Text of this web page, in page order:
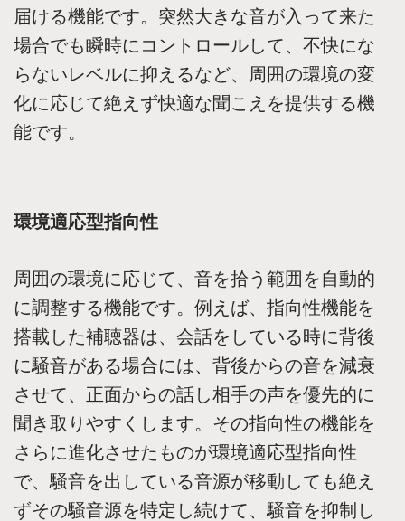
届ける機能です。突然大きな音が入って来た
場合でも瞬時にコントロールして、不快にな
らないレベルに抑えるなど、周囲の環境の変
化に応じて絶えず快適な聞こえを提供する機
能です。
環境適応型指向性
周囲の環境に応じて、音を拾う範囲を自動的
に調整する機能です。例えば、指向性機能を
搭載した補聴器は、会話をしている時に背後
に騒音がある場合には、背後からの音を減衰
させて、正面からの話し相手の声を優先的に
聞き取りやすくします。その指向性の機能を
さらに進化させたものが環境適応型指向性
で、騒音を出している音源が移動しても絶え
ずその騒音源を特定し続けて、騒音を抑制し